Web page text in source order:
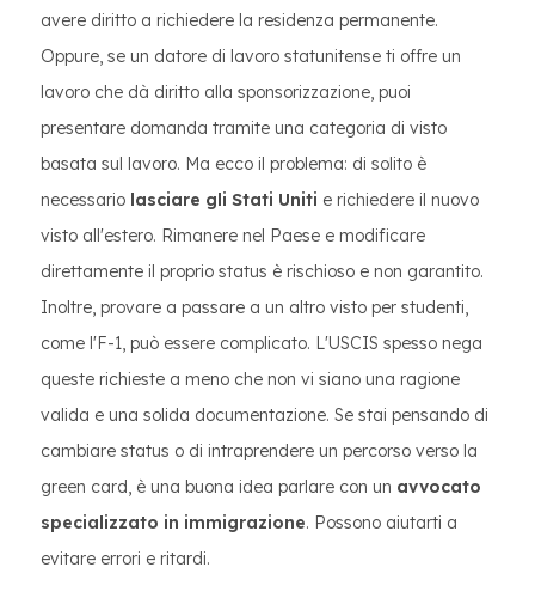
avere diritto a richiedere la residenza permanente.
Oppure, se un datore di lavoro statunitense ti offre un
lavoro che dà diritto alla sponsorizzazione, puoi
presentare domanda tramite una categoria di visto
basata sul lavoro. Ma ecco il problema: di solito è
necessario lasciare gli Stati Uniti e richiedere il nuovo
visto all'estero. Rimanere nel Paese e modificare
direttamente il proprio status è rischioso e non garantito.
Inoltre, provare a passare a un altro visto per studenti,
come l'F-1, può essere complicato. L'USCIS spesso nega
queste richieste a meno che non vi siano una ragione
valida e una solida documentazione. Se stai pensando di
cambiare status o di intraprendere un percorso verso la
green card, è una buona idea parlare con un avvocato
specializzato in immigrazione. Possono aiutarti a
evitare errori e ritardi.